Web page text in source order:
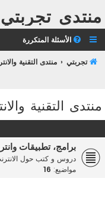
منتدى تجربتي
الأسئلة المتكررة
تجربتي منتدى التقنية
منتدى التقنية
برامج، تطبيقات
دروس و كتب حول
مواضيع: 16